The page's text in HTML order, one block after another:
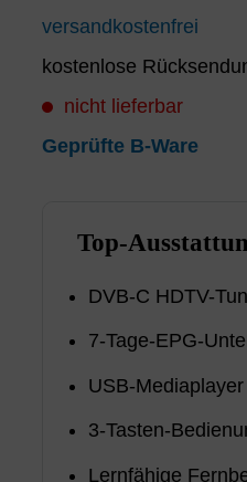
versandkostenfrei
kostenlose
nicht lieferbar
Geprüfte B-Ware
Top-
DVB-C HDTV-
7-Tage-EPG-
USB-
3-Tasten-
Lernfähige